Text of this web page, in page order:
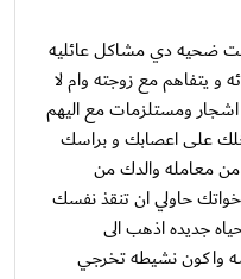
ضحيه دي مشاكل عائليه
و يتفاهم مع زوجته وام لا
ومستلزمات مع اليهم
على اعصابك و براسك
معامله والدك من
حاولي ان تنقذ نفسك
جديده اذهب الى
واكون نشيطه تخرجي